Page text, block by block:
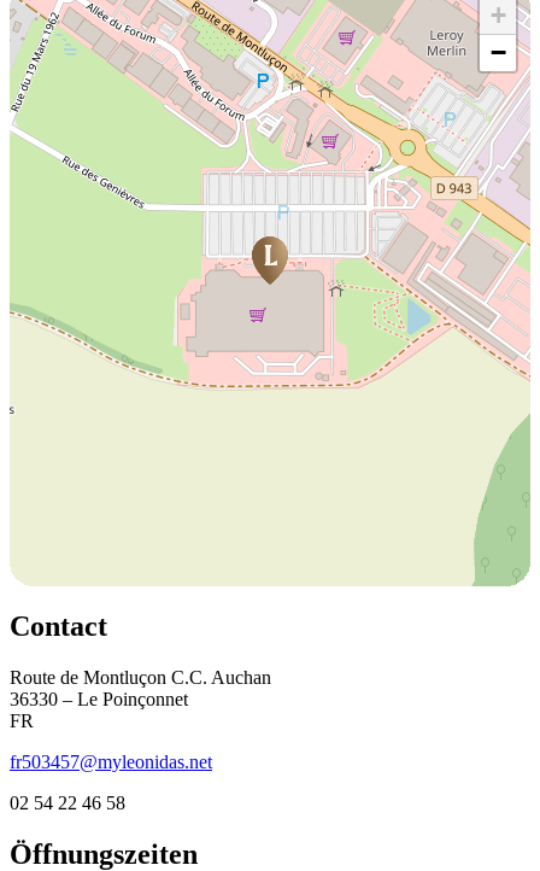
+
−
Contact
Route de Montluçon C.C. Auchan
36330 – Le Poinçonnet
FR
fr503457@myleonidas.net
02 54 22 46 58
Öffnungszeiten